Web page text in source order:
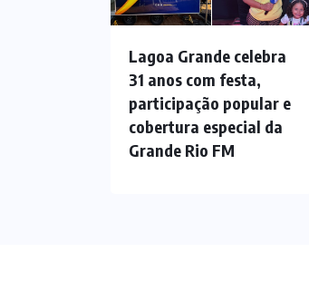
Lagoa Grande celebra
31 anos com festa,
participação popular e
cobertura especial da
Grande Rio FM